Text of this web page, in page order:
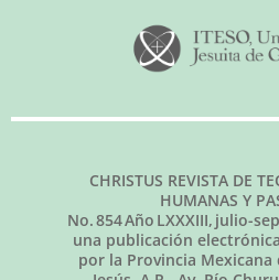
CHRISTUS REVISTA DE
HUMANAS Y
No.854Año LXXXIII, julio-
una publicación
por la Provincia Mexicana